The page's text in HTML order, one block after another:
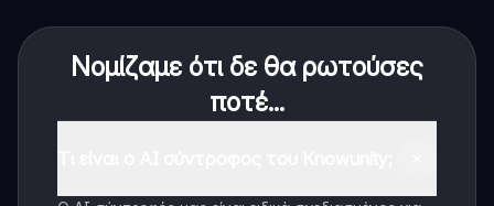
Νομίζαμε ότι δε θα ρωτούσες
ποτέ...